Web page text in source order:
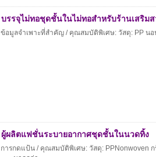
บรรจุไม่ทอชุดชั้นในไม่ทอสำหรับร้านเสริมส
ข้อมูลจำเพาะที่สำคัญ / คุณสมบัติพิเศษ: วัสดุ: PP นอ
ผู้ผลิตแฟชั่นระบายอากาศชุดชั้นในนวดทิ้ง
การกดแป้น / คุณสมบัติพิเศษ: วัสดุ: PPNonwoven